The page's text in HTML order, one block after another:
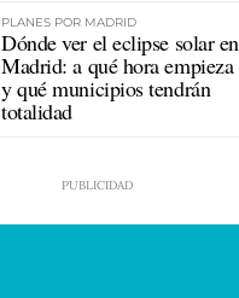
PLANES POR MADRID
Dónde ver el eclipse solar en
Madrid: a qué hora empieza
y qué municipios tendrán
totalidad